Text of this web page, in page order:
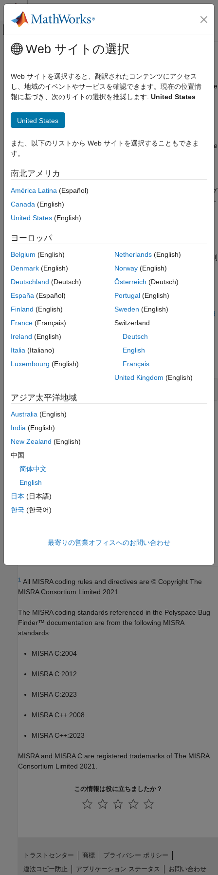
コンテンツへスキップ
オフキャンバス ナビゲーション メ
ドキュメンテーションのホーム
コード検証
Polyspace Bug Finder
Polyspace Bug Finder の結果
MISRA C++:2008 ルール
項目一覧
説明
例
チェック情報
参考
メインコンテンツ
MISRA C++:2008 Rule 7-3-2
The identifier main shall not be used for a function other than the
global function main.
このページをすべて展開する
説明
The identifier main shall not be used for a function other than the
global function main.
根拠
一般的に、main関数は、グローバル名前空間内に存在し、プログ
ラムへのエントリ ポイントとして機能します。他のコンテキスト
す。
Polyspace実装
ルール チェッカーは、グローバル名前空間以外の名前空間で識別
子main が使用された場合に違反を報告します。
トラブルシューティング
®
場合は、コーディング規約違反が想定どおりに表示されない理由
の診断を参照してください。
例
すべて展開する
チェック情報
カテゴリ:必要
バージョン履歴
参考
MISRA C++:2008 をチェック (-misra-cpp)
1 All MISRA coding rules and directives are © Copyright The
MISRA Consortium Limited 2021.
The MISRA coding standards referenced in the Polyspace Bug
Finder™ documentation are from the following MISRA
standards:
MISRA C:2004
MISRA C:2012
MISRA C:2023
MISRA C++:2008
MISRA C++:2023
MISRA and MISRA C are registered trademarks of The MISRA
Consortium Limited 2021.
この情報は役に立ちましたか？
Web サイトの選択
Web サイトを選択すると、翻訳されたコンテンツにアクセス
し、地域のイベントやサービスを確認できます。現在の位置情
報に基づき、次のサイトの選択を推奨します: United States
United States
また、以下のリストから Web サイトを選択することもできま
す。
南北アメリカ
América Latina (Español)
Canada (English)
United States (English)
ヨーロッパ
Belgium (English)
Denmark (English)
Deutschland (Deutsch)
España (Español)
Finland (English)
France (Français)
Ireland (English)
Italia (Italiano)
Luxembourg (English)
Netherlands(English)
Norway(English)
Österreich (Deutsch)
Portugal(English)
Sweden (English)
Switzerland
Deutsch
English
Français
United Kingdom (English)
アジア太平洋地域
Australia (English)
India (English)
New Zealand (English)
中国
简体中文
English
日本 (日本語)
한국 (한국어)
最寄りの営業オフィスへのお問い合わせ
トラストセンター 商標
プライバシー ポリシー
違法コピー防止
アプリケーション ステータス お問い合わせ